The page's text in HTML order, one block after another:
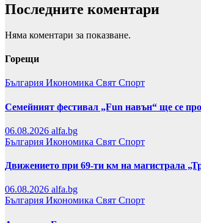
Последните коментари
Няма коментари за показване.
Горещи
България Икономика Свят Спорт
Семейният фестивал „Fun навън“ ще се
06.08.2026 alfa.bg
България Икономика Свят Спорт
Движението при 69-ти км на магистрала
06.08.2026 alfa.bg
България Икономика Свят Спорт